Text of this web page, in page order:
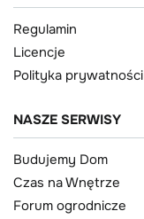
Regulamin
Licencje
Polityka prywatności
NASZE SERWISY
Budujemy Dom
Czas na Wnętrze
Forum ogrodnicze